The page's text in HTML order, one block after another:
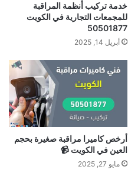
خدمة تركيب أنظمة المراقبة
للمجمعات التجارية في الكويت
50501877
أبريل 14, 2025
أرخص كاميرا مراقبة صغيرة بحجم
العين في الكويت 📹
مايو 27, 2025